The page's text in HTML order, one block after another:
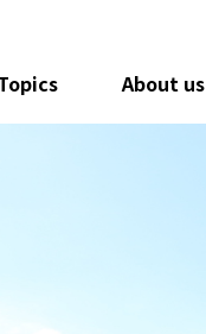
About us